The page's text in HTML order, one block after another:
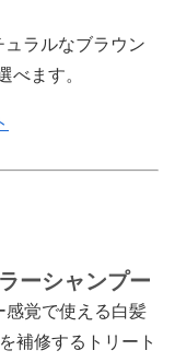
ュラルなブラウン
べます。
ーシャンプー
感覚で使える白髪
補修するトリート